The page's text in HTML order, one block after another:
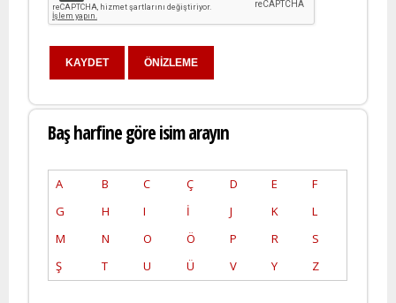
Baş harfine göre isim arayın
A B C Ç D E
F
G
H I İ J K
L
M
N O Ö P R
S
Ş
T U Ü V Y Z